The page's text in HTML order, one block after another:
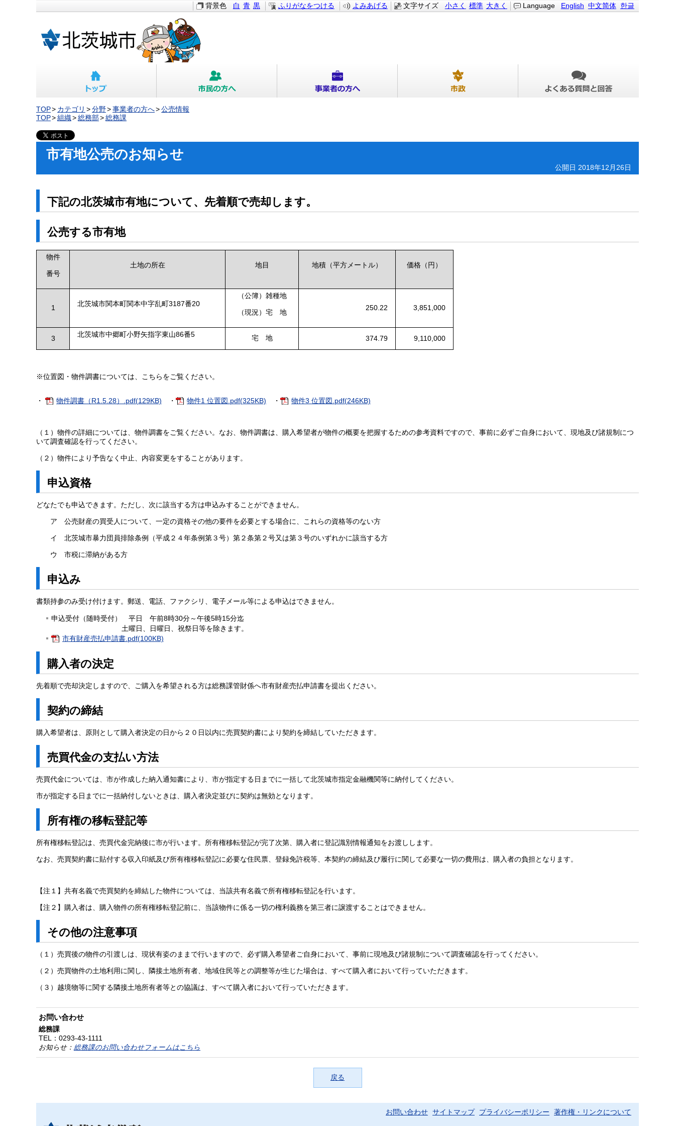
Language English 中文简体 한글
文字サイズ 小さく 標準 大きく
背景色 白 青 黒 ふりがなをつける よみあげる
TOP カテゴリ 分野 事業者の方へ
公売情報
TOP
組織 総務部 総務課
市有地公売のお知らせ
公開日 2018年12月26日
下記の北茨城市有地について、先着順で売却します。
公売する市有地
物件
番号
土地の所在 地目 地積（平方メートル） 価格（円）
1
北茨城市関本町関本中字乱町3187番20
（公簿）雑種地
（現況）宅 地
250.22 3,851,000
3
北茨城市中郷町小野矢指字東山86番5 宅 地 374.79 9,110,000
※位置図・物件調書については、こちらをご覧ください。
・ 物件調書（R1.5.28）.pdf(129KB) ・ 物件1 位置図.pdf(325KB) ・ 物件3 位置図.pdf(246KB)
（１）物件の詳細については、物件調書をご覧ください。なお、物件調書は、購入希望者が物件の概要を把握するための参考資料ですので、事前に必ずご自身において、現地及び諸規制につ
いて調査確認を行ってください。
（２）物件により予告なく中止、内容変更をすることがあります。
申込資格
どなたでも申込できます。ただし、次に該当する方は申込みすることができません。
ア 公売財産の買受人について、一定の資格その他の要件を必要とする場合に、これらの資格等のない方
イ 北茨城市暴力団員排除条例（平成２４年条例第３号）第２条第２号又は第３号のいずれかに該当する方
ウ 市税に滞納がある方
申込み
書類持参のみ受け付けます。郵送、電話、ファクシリ、電子メール等による申込はできません。
申込受付（随時受付） 平日 午前8時30分～午後5時15分迄
土曜日、日曜日、祝祭日等を除きます。
市有財産売払申請書.pdf(100KB)
購入者の決定
先着順で売却決定しますので、ご購入を希望される方は総務課管財係へ市有財産売払申請書を提出ください。
契約の締結
購入希望者は、原則として購入者決定の日から２０日以内に売買契約書により契約を締結していただきます。
売買代金の支払い方法
売買代金については、市が作成した納入通知書により、市が指定する日までに一括して北茨城市指定金融機関等に納付してください。
市が指定する日までに一括納付しないときは、購入者決定並びに契約は無効となります。
所有権の移転登記等
所有権移転登記は、売買代金完納後に市が行います。所有権移転登記が完了次第、購入者に登記識別情報通知をお渡しします。
なお、売買契約書に貼付する収入印紙及び所有権移転登記に必要な住民票、登録免許税等、本契約の締結及び履行に関して必要な一切の費用は、購入者の負担となります。
【注１】共有名義で売買契約を締結した物件については、当該共有名義で所有権移転登記を行います。
【注２】購入者は、購入物件の所有権移転登記前に、当該物件に係る一切の権利義務を第三者に譲渡することはできません。
その他の注意事項
（１）売買後の物件の引渡しは、現状有姿のままで行いますので、必ず購入希望者ご自身において、事前に現地及び諸規制について調査確認を行ってください。
（２）売買物件の土地利用に関し、隣接土地所有者、地域住民等との調整等が生じた場合は、すべて購入者において行っていただきます。
（３）越境物等に関する隣接土地所有者等との協議は、すべて購入者において行っていただきます。
お問い合わせ
総務課
TEL： 0293-43-1111
お知らせ： 総務課のお問い合わせフォームはこちら
戻る
お問い合わせ サイトマップ プライバシーポリシー 著作権・リンクについて